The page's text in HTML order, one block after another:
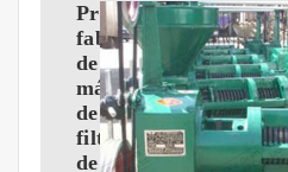
Proveedores,
fabricantes
de
máquinas
de
filtración
de